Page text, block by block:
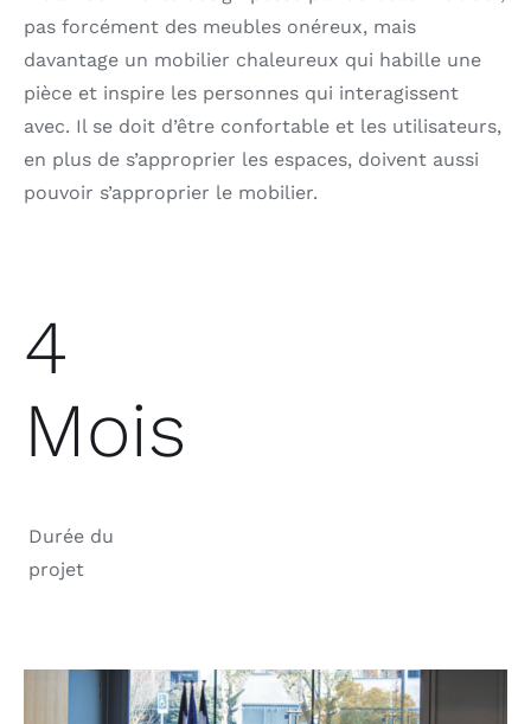
pas forcément des meubles onéreux, mais
davantage un mobilier chaleureux qui habille une
pièce et inspire les personnes qui interagissent
avec. Il se doit d’être confortable et les utilisateurs,
en plus de s’approprier les espaces, doivent aussi
pouvoir s’approprier le mobilier.
4
Mois
Durée du
projet